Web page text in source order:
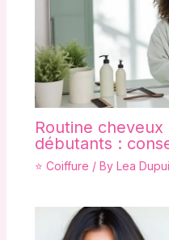
Routine
débutants :
⭐ Coiffure / By Lea